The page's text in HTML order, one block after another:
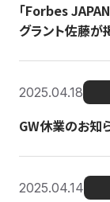
「Forbes
グラント佐藤が
2025.04.18
GW休業のお知
2025.04.14